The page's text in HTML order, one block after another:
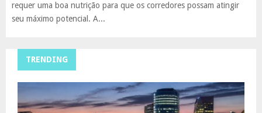
requer uma boa nutrição para que os corredores possam atingir
seu máximo potencial. A...
TRENDING